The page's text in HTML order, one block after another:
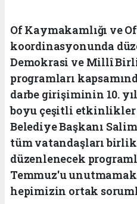
Of Kaymakamlığı ve
koordinasyonunda
Demokrasi ve Millî
programları
darbe girişiminin 10.
boyu çeşitli etkinlikler
Belediye Başkanı
tüm vatandaşları
düzenlenecek
Temmuz'u
hepimizin ortak